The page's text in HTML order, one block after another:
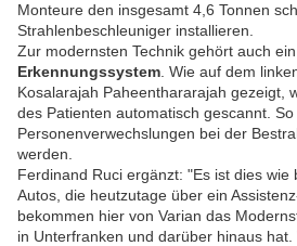
Monteure den insgesamt 4,6 Tonnen
Strahlenbeschleuniger installieren.
Zur modernsten Technik gehört auch ein
Erkennungssystem . Wie auf dem
Kosalarajah Paheenthararajah gezeigt,
des Patienten automatisch gescannt. So
Personenverwechslungen bei der
werden.
Ferdinand Ruci ergänzt: "Es ist dies wie
Autos, die heutzutage über ein
bekommen hier von Varian das
in Unterfranken und darüber hinaus